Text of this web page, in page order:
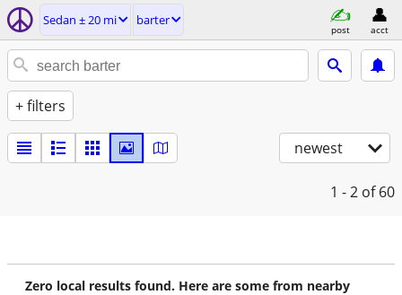
Sedan ± 20 mi barter
post acct
+ filters
newest
1 - 2 of 60
Zero local results found. Here are some from nearby